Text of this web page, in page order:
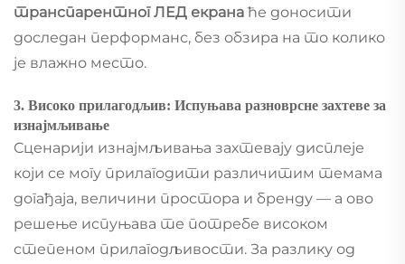
транспарентног ЛЕД екранаће доносити
доследан перформанс, без обзира на то колико
је влажно место.
3. Високо прилагодљив: Испуњава разноврсне захтеве за
изнајмљивање
Сценарији изнајмљивања захтевају дисплеје
који се могу прилагодити различитим темама
догађаја, величини простора и бренду — а ово
решење испуњава те потребе високом
степеном прилагодљивости. За разлику од